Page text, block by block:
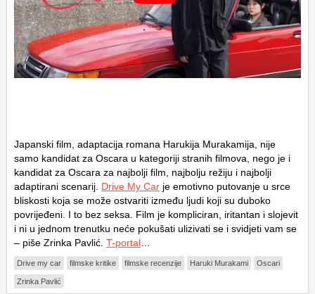
Japanski film, adaptacija romana Harukija Murakamija, nije
samo kandidat za Oscara u kategoriji stranih filmova, nego je i
kandidat za Oscara za najbolji film, najbolju režiju i najbolji
adaptirani scenarij. Drive My Car je emotivno putovanje u srce
bliskosti koja se može ostvariti između ljudi koji su duboko
povrijeđeni. I to bez seksa. Film je kompliciran, iritantan i slojevit
i ni u jednom trenutku neće pokušati ulizivati se i svidjeti vam se
– piše Zrinka Pavlić. T-portal
Drive my car filmske kritike filmske recenzije Haruki Murakami Oscari
Zrinka Pavlić